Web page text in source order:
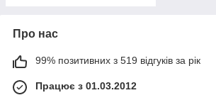
Про нас
99% позитивних з 519 відгуків за рік
Працює з 01.03.2012